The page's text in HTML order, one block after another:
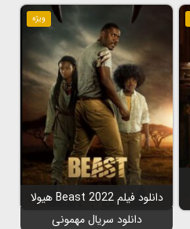
ویژه
دانلود فیلم Beast 2022 هیولا
دانلود سریال مهمونی